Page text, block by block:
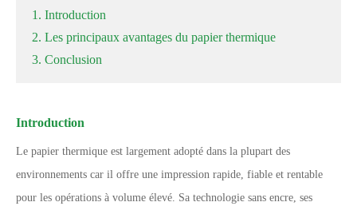
1. Introduction
2. Les principaux avantages du papier thermique
3. Conclusion
Introduction
Le papier thermique est largement adopté dans la plupart des
environnements car il offre une impression rapide, fiable et rentable
pour les opérations à volume élevé. Sa technologie sans encre, ses